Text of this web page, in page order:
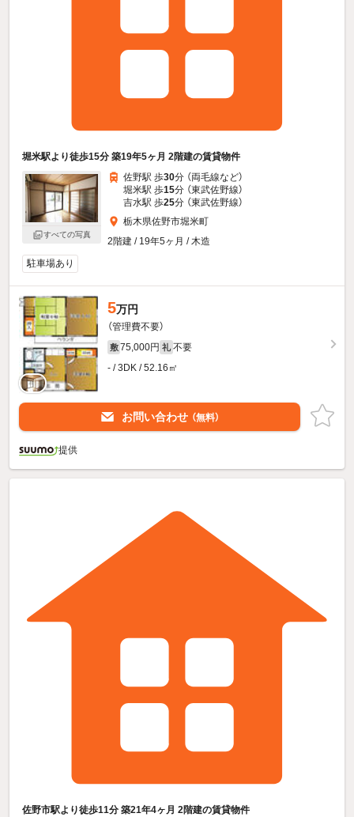
堀米駅より徒歩15分 築19年5ヶ月 2階建の賃貸物件
すべての写真
佐野駅 歩30分 （両毛線など）
堀米駅 歩15分 （東武佐野線）
吉水駅 歩25分 （東武佐野線）
栃木県佐野市堀米町
2階建 / 19年5ヶ月 / 木造
駐車場あり
5万円
（管理費不要）
敷 75,000円 礼 不要
- / 3DK / 52.16㎡
お問い合わせ （無料）
提供
佐野市駅より徒歩11分 築21年4ヶ月 2階建の賃貸物件